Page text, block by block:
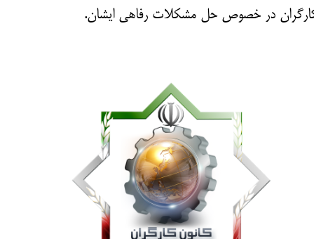
در خصوص حل مشکلات رفاهی ایشان.